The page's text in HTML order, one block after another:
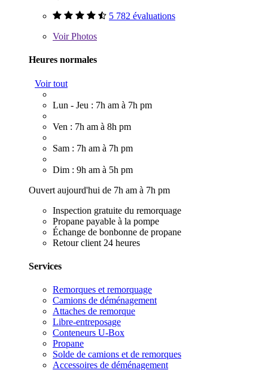
5 782 évaluations
VoirPhotos
Heures normales
Voir tout
Lun - Jeu : 7h am à 7h pm
Ven : 7h am à 8h pm
Sam : 7h am à 7h pm
Dim : 9h am à 5h pm
Ouvert aujourd'hui de 7h am à 7h pm
Inspection gratuite du remorquage
Propane payable à la pompe
Échange de bonbonne de propane
Retour client 24 heures
Services
Remorques et remorquage
Camions de déménagement
Attaches de remorque
Libre-entreposage
Conteneurs U-Box
Propane
Solde de camions et de remorques
Accessoires de déménagement